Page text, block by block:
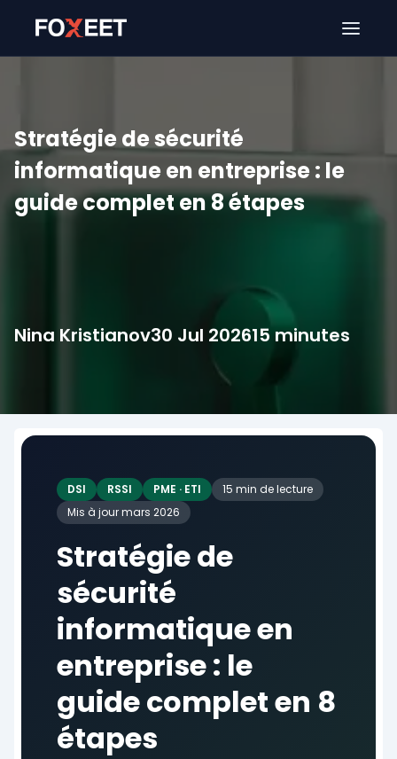
Stratégie de sécurité
informatique en entreprise : le
guide complet en 8 étapes
Nina Kristianov30 Jul 202615 minutes
DSI RSSI PME · ETI
15 min de lecture
Mis à jour mars 2026
Stratégie de
sécurité
informatique en
entreprise : le
guide complet en 8
étapes